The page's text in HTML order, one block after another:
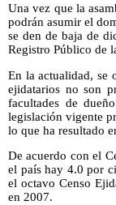
Una vez que la
podrán asumir el
se den de baja de
Registro Público de
En la actualidad, se
ejidatarios no son
facultades de
legislación vigente
lo que ha resultado
De acuerdo con el
el país hay 4.0 por
el octavo Censo
en 2007.